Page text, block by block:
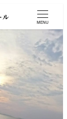
ル
MENU